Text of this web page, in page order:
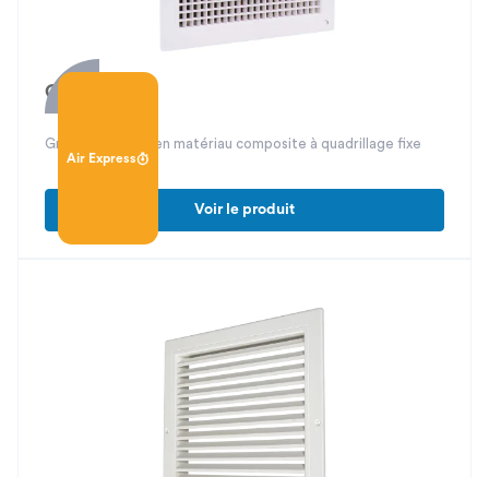
Air Express
GPV 88
Grille de reprise en matériau composite à quadrillage fixe
Voir le produit